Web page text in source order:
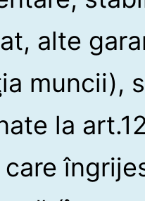
alte
muncii),
la
care